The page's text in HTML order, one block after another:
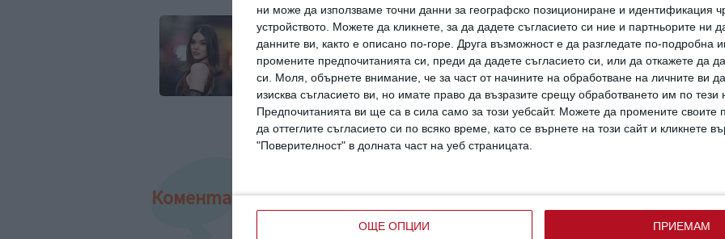
ни може да използваме точни данни за географско позициониране и идентификация
устройството. Можете да кликнете, за да дадете съгласието си ние и партньорите ни
данните ви, както е описано по-горе. Друга възможност е да разгледате по-подробна
промените предпочитанията си, преди да дадете съгласието си, или да откажете да
си.
Моля, обърнете внимание, че за част от начините на обработване на личните ви
изисква съгласието ви, но имате право да възразите срещу обработването им по тези
Предпочитанията ви ще са в сила само за този уебсайт. Можете да промените своите
да оттеглите съгласието си по всяко време, като се върнете на този сайт и кликнете
"Поверителност" в долната част на уеб страницата.
ОЩЕ ОПЦИИ ПРИЕМАМ
Идилия и релакс за
семейството на Башар
Рахал
Рая Пеева с бременна
фотосесия
Коментари